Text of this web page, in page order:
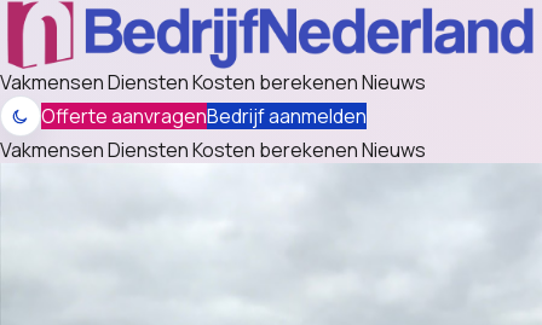
VakmensenDienstenKosten berekenenNieuws
Offerte aanvragenBedrijf aanmelden
VakmensenDienstenKosten berekenenNieuws